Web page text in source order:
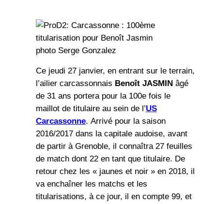
photo Serge Gonzalez
Ce jeudi 27 janvier, en entrant sur le terrain,
l’ailier carcassonnais Benoît JASMIN âgé
de 31 ans portera pour la 100e fois le
maillot de titulaire au sein de l’US
Carcassonne. Arrivé pour la saison
2016/2017 dans la capitale audoise, avant
de partir à Grenoble, il connaîtra 27 feuilles
de match dont 22 en tant que titulaire. De
retour chez les « jaunes et noir » en 2018, il
va enchaîner les matchs et les
titularisations, à ce jour, il en compte 99, et